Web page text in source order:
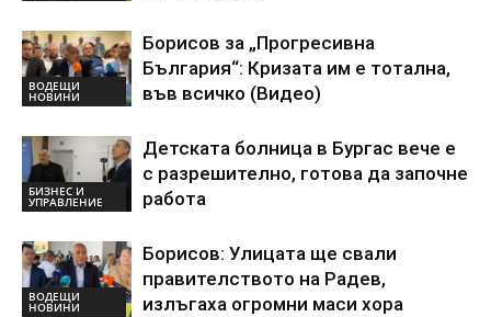
ВОДЕЩИ
НОВИНИ
Борисов за „Прогресивна
България“: Кризата им е тотална,
във всичко (Видео)
БИЗНЕС И
УПРАВЛЕНИЕ
Детската болница в Бургас вече е
с разрешително, готова да започне
работа
ВОДЕЩИ
НОВИНИ
Борисов: Улицата ще свали
правителството на Радев,
излъгаха огромни маси хора